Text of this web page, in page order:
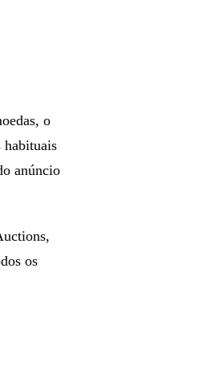
o
habituais
anúncio
os